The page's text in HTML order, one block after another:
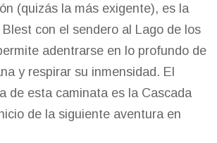
(quizás la más exigente), es la
con el sendero al Lago de los
adentrarse en lo profundo de
y respirar su inmensidad. El
de esta caminata es la Cascada
de la siguiente aventura en